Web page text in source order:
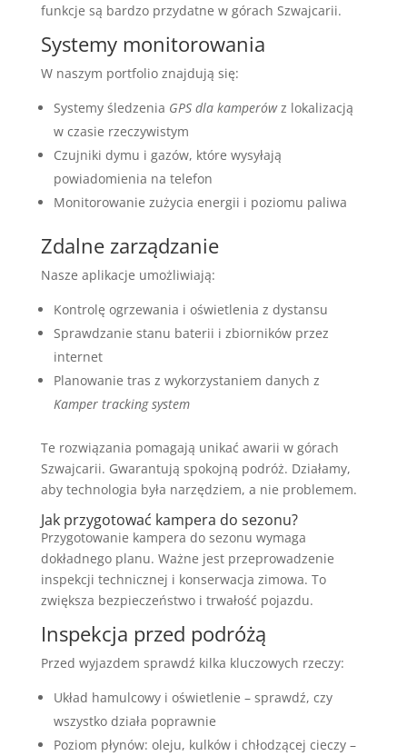
funkcje są bardzo przydatne w górach Szwajcarii.
Systemy monitorowania
W naszym portfolio znajdują się:
Systemy śledzenia GPS dla kamperówz lokalizacją
w czasie rzeczywistym
Czujniki dymu i gazów, które wysyłają
powiadomienia na telefon
Monitorowanie zużycia energii i poziomu paliwa
Zdalne zarządzanie
Nasze aplikacje umożliwiają:
Kontrolę ogrzewania i oświetlenia z dystansu
Sprawdzanie stanu baterii i zbiorników przez
internet
Planowanie tras z wykorzystaniem danych z
Kamper tracking system
Te rozwiązania pomagają unikać awarii w górach
Szwajcarii. Gwarantują spokojną podróż. Działamy,
aby technologia była narzędziem, a nie problemem.
Jak przygotować kampera do sezonu?
Przygotowanie kampera do sezonu wymaga
dokładnego planu. Ważne jest przeprowadzenie
inspekcji technicznej i konserwacja zimowa. To
zwiększa bezpieczeństwo i trwałość pojazdu.
Inspekcja przed podróżą
Przed wyjazdem sprawdź kilka kluczowych rzeczy:
Układ hamulcowy i oświetlenie – sprawdź, czy
wszystko działa poprawnie
Poziom płynów: oleju, kulków i chłodzącej cieczy –